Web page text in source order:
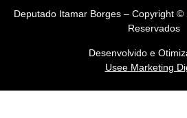
Deputado Itamar Borges – Copyright ©
Reservados
Desenvolvido e
Usee Marketing